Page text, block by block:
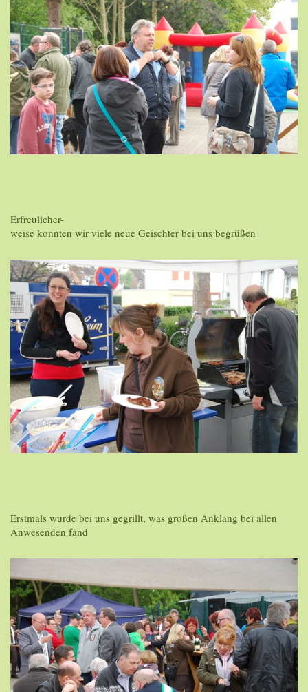
Erfreulicher-
weise konnten wir viele neue Geischter bei uns begrüßen
Erstmals wurde bei uns gegrillt, was großen Anklang bei allen
Anwesenden fand